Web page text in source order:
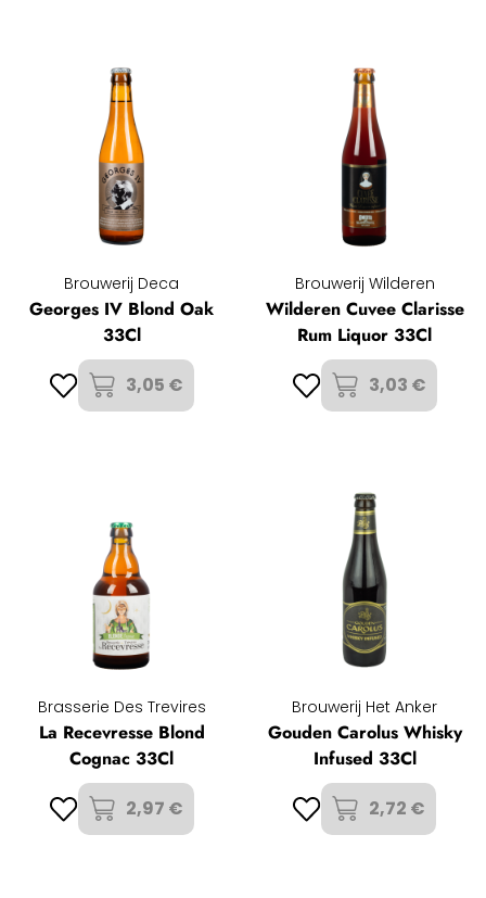
Brouwerij Deca
Georges IV Blond Oak
33Cl
3,05 €
Brouwerij Wilderen
Wilderen Cuvee Clarisse
Rum Liquor 33Cl
3,03 €
Brasserie Des Trevires
La Recevresse Blond
Cognac 33Cl
2,97 €
Brouwerij Het Anker
Gouden Carolus Whisky
Infused 33Cl
2,72 €